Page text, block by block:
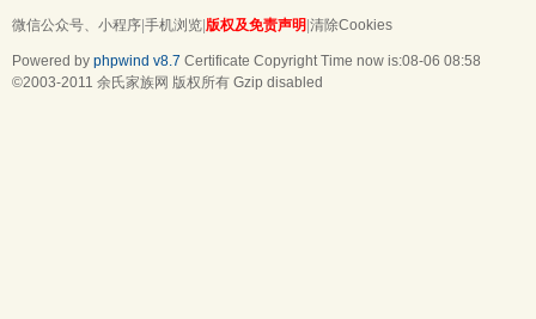
微信公众号、小程序 手机浏览 版权及免责声明 清除Cookies
Powered by phpwind v8.7 Certificate Copyright Time now is:08-06 08:58
©2003-2011 余氏家族网 版权所有 Gzip disabled